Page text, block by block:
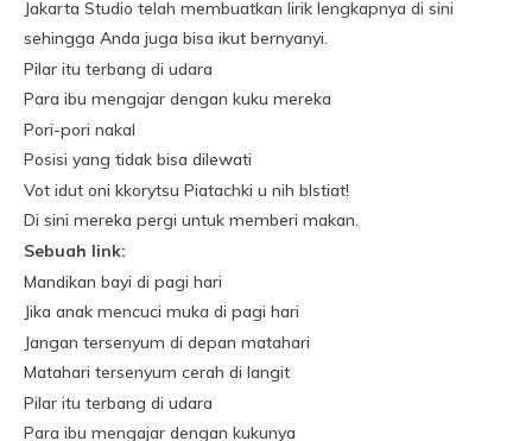
Jakarta Studio telah membuatkan lirik lengkapnya di sini
sehingga Anda juga bisa ikut bernyanyi.
Pilar itu terbang di udara
Para ibu mengajar dengan kuku mereka
Pori-pori nakal
Posisi yang tidak bisa dilewati
Vot idut oni kkorytsu Piatachki u nih blstiat!
Di sini mereka pergi untuk memberi makan.
Sebuah link:
Mandikan bayi di pagi hari
Jika anak mencuci muka di pagi hari
Jangan tersenyum di depan matahari
Matahari tersenyum cerah di langit
Pilar itu terbang di udara
Para ibu mengajar dengan kukunya